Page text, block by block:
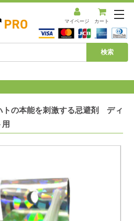
マイページ カート
メ
ュ
ー
を
く
トの本能を刺激する忌避剤 ディ